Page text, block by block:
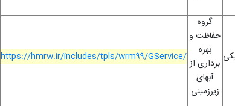
https://hmrw.ir/includes/tpls/wrm99/GService/
گروه
حفاظت و
بهره
برداری از
آبهای
زیرزمینی